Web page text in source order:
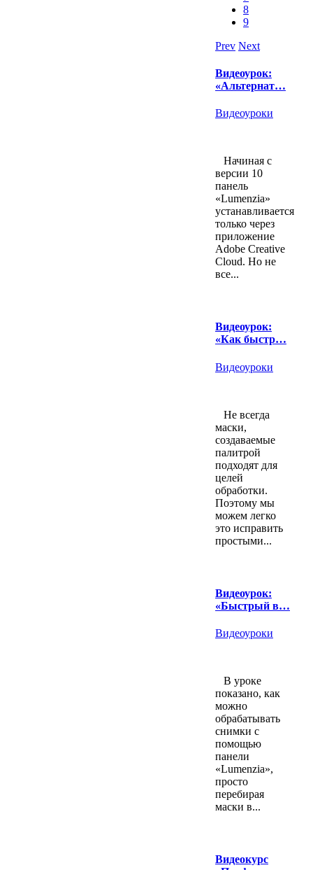
8
9
Prev Next
Видеоурок:
«Альтернат…
Видеоуроки
Начиная с
версии 10
панель
«Lumenzia»
устанавливается
только через
приложение
Adobe Creative
Cloud. Но не
все...
Видеоурок:
«Как быстр…
Видеоуроки
Не всегда
маски,
создаваемые
палитрой
подходят для
целей
обработки.
Поэтому мы
можем легко
это исправить
простыми...
Видеоурок:
«Быстрый в…
Видеоуроки
В уроке
показано, как
можно
обрабатывать
снимки с
помощью
панели
«Lumenzia»,
просто
перебирая
маски в...
Видеокурс